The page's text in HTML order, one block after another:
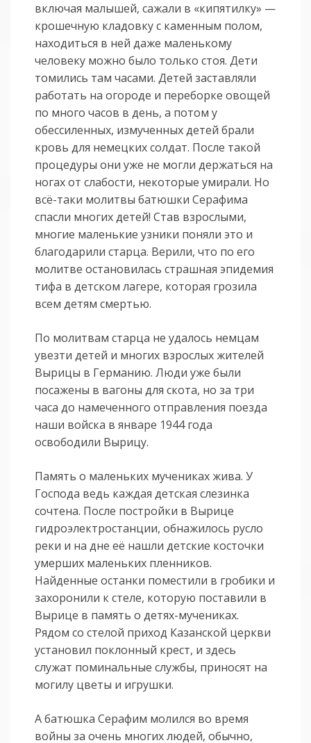
включая малышей, сажали в «кипятилку» —
крошечную кладовку с каменным полом,
находиться в ней даже маленькому
человеку можно было только стоя. Дети
томились там часами. Детей заставляли
работать на огороде и переборке овощей
по много часов в день, а потом у
обессиленных, измученных детей брали
кровь для немецких солдат. После такой
процедуры они уже не могли держаться на
ногах от слабости, некоторые умирали. Но
всё-таки молитвы батюшки Серафима
спасли многих детей! Став взрослыми,
многие маленькие узники поняли это и
благодарили старца. Верили, что по его
молитве остановилась страшная эпидемия
тифа в детском лагере, которая грозила
всем детям смертью.
По молитвам старца не удалось немцам
увезти детей и многих взрослых жителей
Вырицы в Германию. Люди уже были
посажены в вагоны для скота, но за три
часа до намеченного отправления поезда
наши войска в январе 1944 года
освободили Вырицу.
Память о маленьких мучениках жива. У
Господа ведь каждая детская слезинка
сочтена. После постройки в Вырице
гидроэлектростанции, обнажилось русло
реки и на дне её нашли детские косточки
умерших маленьких пленников.
Найденные останки поместили в гробики и
захоронили к стеле, которую поставили в
Вырице в память о детях-мучениках.
Рядом со стелой приход Казанской церкви
установил поклонный крест, и здесь
служат поминальные службы, приносят на
могилу цветы и игрушки.
А батюшка Серафим молился во время
войны за очень многих людей, обычно,